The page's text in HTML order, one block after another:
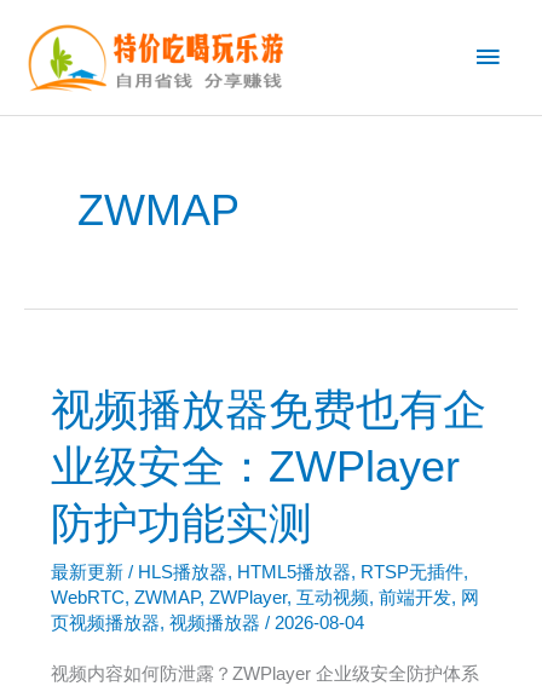
容
主
菜
ZWMAP
视频播放器免费也有企
业级安全：ZWPlayer
防护功能实测
最新更新/ HLS播放器, HTML5播放器, RTSP无插件,
WebRTC, ZWMAP, ZWPlayer, 互动视频, 前端开发, 网
页视频播放器, 视频播放器 / 2026-08-04
视频内容如何防泄露？ZWPlayer 企业级安全防护体系